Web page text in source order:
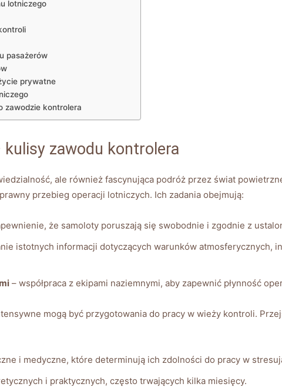
lotniczego
pasażerów
prywatne
zawodzie kontrolera
zawodu kontrolera
ale również fascynująca podróż przez świat
przebieg operacji lotniczych. Ich zadania obejmują:
że samoloty poruszają się swobodnie i zgodnie z
istotnych informacji dotyczących warunków atmosferycznych,
– współpraca z ekipami naziemnymi, aby zapewnić płynność
mogą być przygotowania do pracy w wieży kontroli.
i medyczne, które determinują ich zdolności do pracy w
i praktycznych, często trwających kilka miesięcy.